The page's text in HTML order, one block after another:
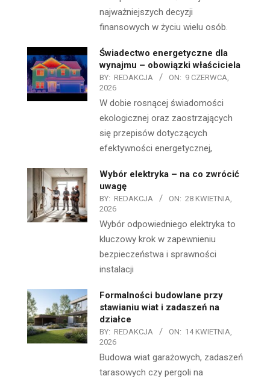
najważniejszych decyzji
finansowych w życiu wielu osób.
Świadectwo energetyczne dla
wynajmu – obowiązki właściciela
BY: REDAKCJA ON: 9 CZERWCA,
2026
W dobie rosnącej świadomości
ekologicznej oraz zaostrzających
się przepisów dotyczących
efektywności energetycznej,
Wybór elektryka – na co zwrócić
uwagę
BY: REDAKCJA ON: 28 KWIETNIA,
2026
Wybór odpowiedniego elektryka to
kluczowy krok w zapewnieniu
bezpieczeństwa i sprawności
instalacji
Formalności budowlane przy
stawianiu wiat i zadaszeń na
działce
BY: REDAKCJA ON: 14 KWIETNIA,
2026
Budowa wiat garażowych, zadaszeń
tarasowych czy pergoli na